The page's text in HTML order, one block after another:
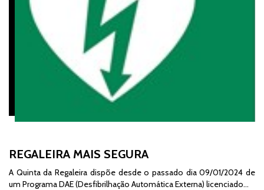
REGALEIRA MAIS SEGURA
A Quinta da Regaleira dispõe desde o passado dia 09/01/2024 de
um Programa DAE (Desfibrilhação Automática Externa) licenciado…